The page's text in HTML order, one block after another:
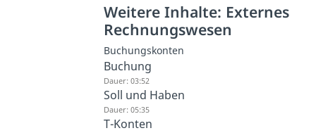
Weitere Inhalte: Externes
Rechnungswesen
Buchungskonten
Buchung
Dauer: 03:52
Soll und Haben
Dauer: 05:35
T-Konten